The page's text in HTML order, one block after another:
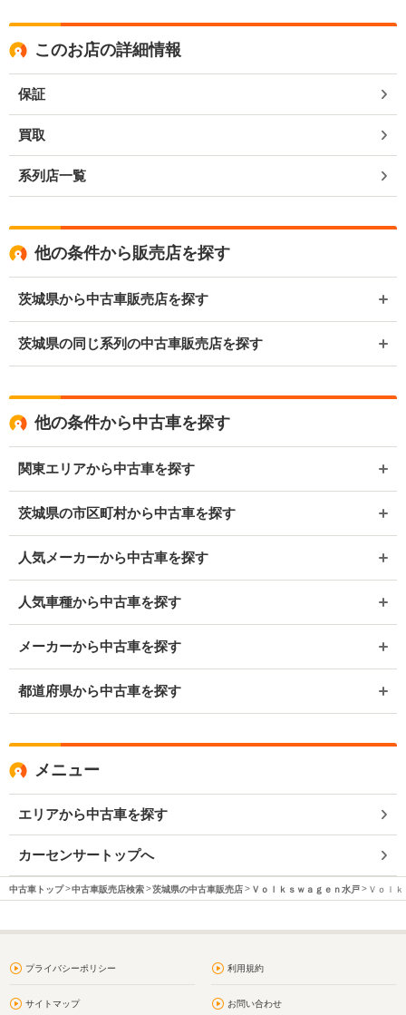
このお店の詳細情報
保証
買取
系列店一覧
他の条件から販売店を探す
茨城県から中古車販売店を探す
茨城県の同じ系列の中古車販売店を探す
他の条件から中古車を探す
関東エリアから中古車を探す
茨城県の市区町村から中古車を探す
人気メーカーから中古車を探す
人気車種から中古車を探す
メーカーから中古車を探す
都道府県から中古車を探す
メニュー
エリアから中古車を探す
カーセンサートップへ
中古車トップ 中古車販売店検索 茨城県の中古車販売店 Ｖｏｌｋｓｗａｇｅｎ水戸 Ｖｏｌ
プライバシーポリシー 利用規約
サイトマップ お問い合わせ